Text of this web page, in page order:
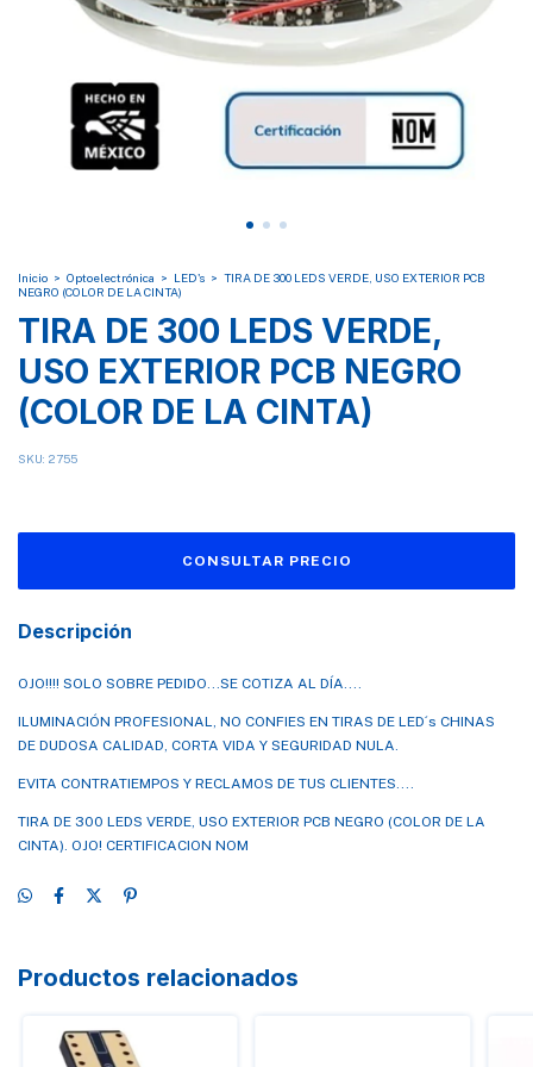
Inicio > Optoelectrónica > LED's > TIRA DE 300 LEDS VERDE, USO EXTERIOR PCB
NEGRO (COLOR DE LA CINTA)
TIRA DE 300 LEDS VERDE,
USO EXTERIOR PCB NEGRO
(COLOR DE LA CINTA)
SKU: 2755
Descripción
OJO!!!! SOLO SOBRE PEDIDO...SE COTIZA AL DÍA....
ILUMINACIÓN PROFESIONAL, NO CONFIES EN TIRAS DE LED´s CHINAS
DE DUDOSA CALIDAD, CORTA VIDA Y SEGURIDAD NULA.
EVITA CONTRATIEMPOS Y RECLAMOS DE TUS CLIENTES....
TIRA DE 300 LEDS VERDE, USO EXTERIOR PCB NEGRO (COLOR DE LA
CINTA). OJO! CERTIFICACION NOM
Productos relacionados